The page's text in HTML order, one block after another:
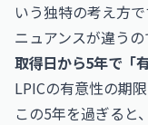
いう独特の考え方
ニュアンスが違うの
取得日から5年で「
LPICの有意性の期
この5年を過ぎると